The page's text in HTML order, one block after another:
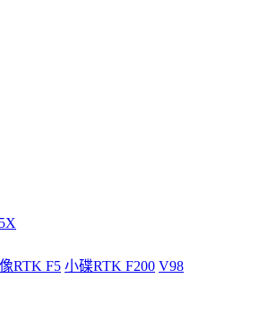
RTK F5 小碟RTK F200 V98